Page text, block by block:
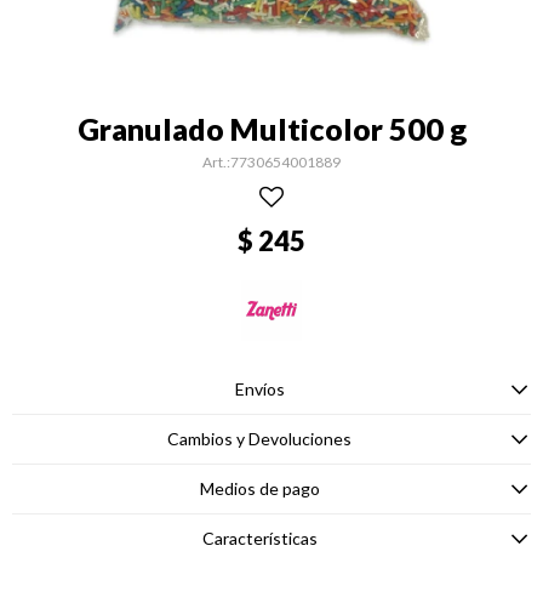
Granulado Multicolor 500 g
7730654001889
$ 245
Envíos
Cambios y Devoluciones
Medios de pago
Características